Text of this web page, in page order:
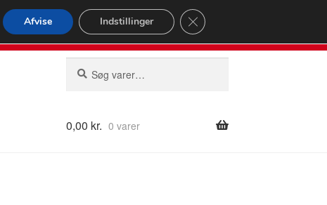
forsendelse
02Man-fre 9-16
efter:
0,00 kr. 0 varer
Afvise Indstillinger Close GDPR Cookie Banner